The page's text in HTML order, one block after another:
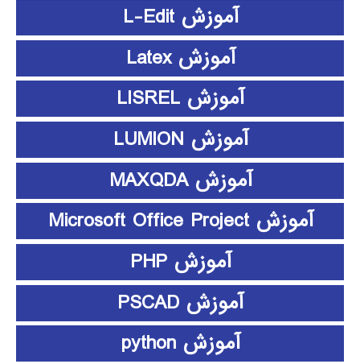
آموزش L-Edit
آموزش Latex
آموزش LISREL
آموزش LUMION
آموزش MAXQDA
آموزش Microsoft Office Project
آموزش PHP
آموزش PSCAD
آموزش python